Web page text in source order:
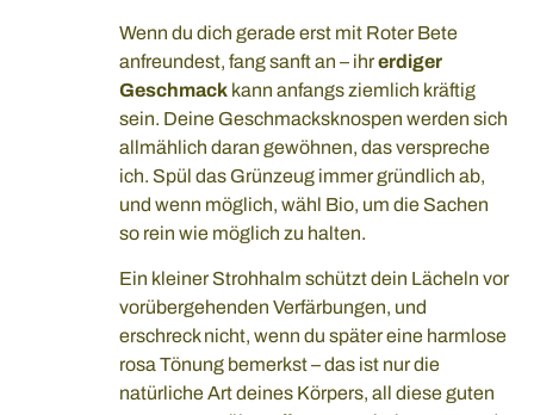
Wenn du dich gerade erst mit Roter Bete
anfreundest, fang sanft an – ihrerdiger
Geschmack kann anfangs ziemlich kräftig
sein. Deine Geschmacksknospen werden sich
allmählich daran gewöhnen, das verspreche
ich. Spül das Grünzeug immer gründlich ab,
und wenn möglich, wähl Bio, um die Sachen
so rein wie möglich zu halten.
Ein kleiner Strohhalm schützt dein Lächeln vor
vorübergehenden Verfärbungen, und
erschreck nicht, wenn du später eine harmlose
rosa Tönung bemerkst – das ist nur die
natürliche Art deines Körpers, all diese guten